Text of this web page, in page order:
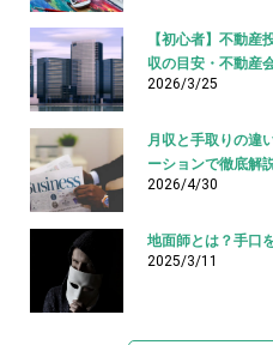
【初心者】不動産
収の目安・不動産
2026/3/25
月収と手取りの違
ーションで徹底解
2026/4/30
地面師とは？手口
2025/3/11